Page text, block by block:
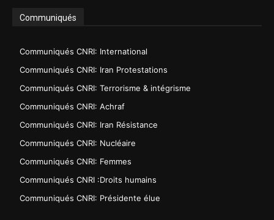
Communiqués
Communiqués CNRI: International
Communiqués CNRI: Iran Protestations
Communiqués CNRI: Terrorisme & intégrisme
Communiqués CNRI: Achraf
Communiqués CNRI: Iran Résistance
Communiqués CNRI: Nucléaire
Communiqués CNRI: Femmes
Communiqués CNRI :Droits humains
Communiqués CNRI: Présidente élue